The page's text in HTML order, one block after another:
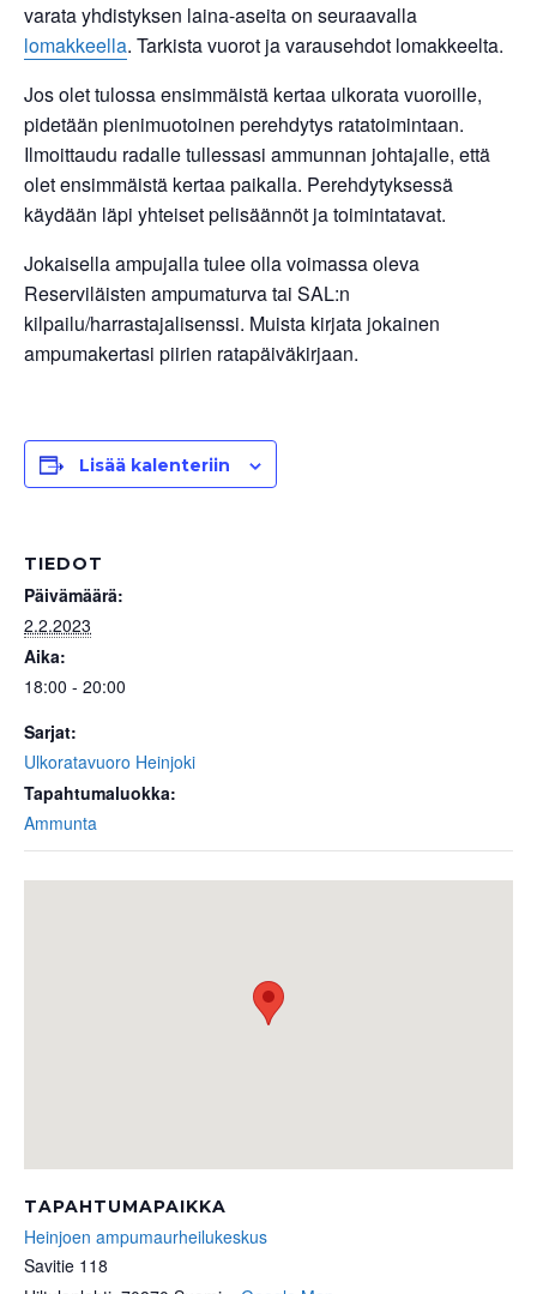
varata yhdistyksen laina-aseita on seuraavalla
lomakkeella. Tarkista vuorot ja varausehdot lomakkeelta.
Jos olet tulossa ensimmäistä kertaa ulkorata vuoroille,
pidetään pienimuotoinen perehdytys ratatoimintaan.
Ilmoittaudu radalle tullessasi ammunnan johtajalle, että
olet ensimmäistä kertaa paikalla. Perehdytyksessä
käydään läpi yhteiset pelisäännöt ja toimintatavat.
Jokaisella ampujalla tulee olla voimassa oleva
Reserviläisten ampumaturva tai SAL:n
kilpailu/harrastajalisenssi. Muista kirjata jokainen
ampumakertasi piirien ratapäiväkirjaan.
Lisää kalenteriin
TIEDOT
Päivämäärä:
2.2.2023
Aika:
18:00 - 20:00
Sarjat:
Ulkoratavuoro Heinjoki
Tapahtumaluokka:
Ammunta
TAPAHTUMAPAIKKA
Heinjoen ampumaurheilukeskus
Savitie 118